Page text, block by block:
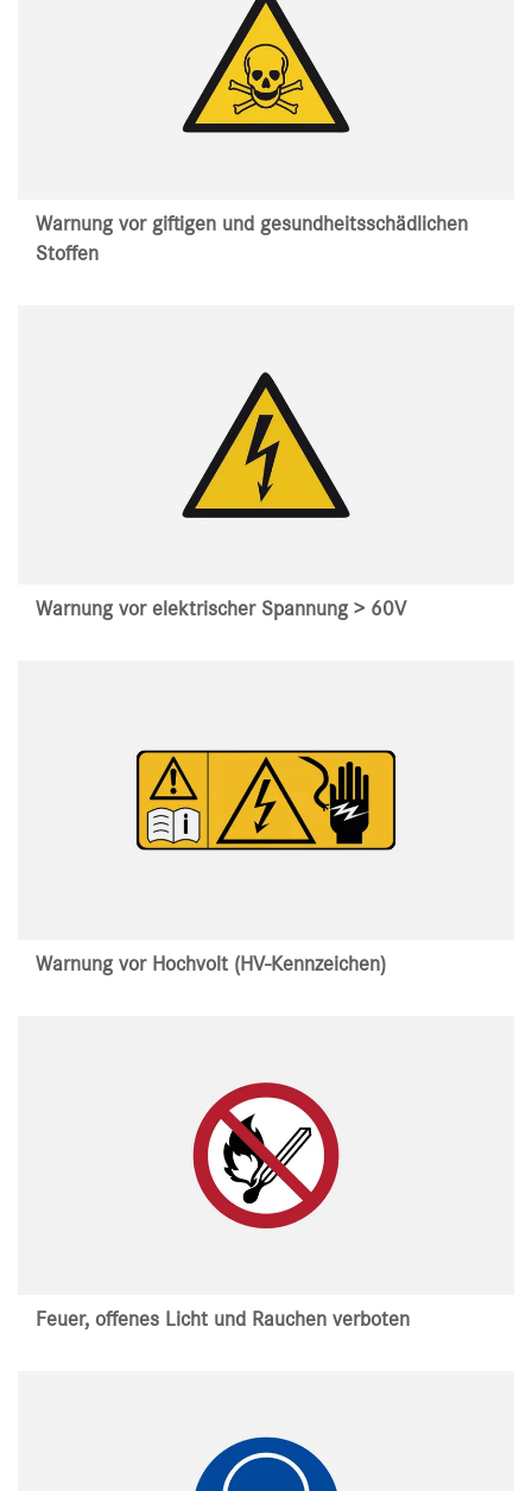
Warnung vor giftigen und gesundheitsschädlichen
Stoffen
Warnung vor elektrischer Spannung > 60V
Warnung vor Hochvolt (HV-Kennzeichen)
Feuer, offenes Licht und Rauchen verboten